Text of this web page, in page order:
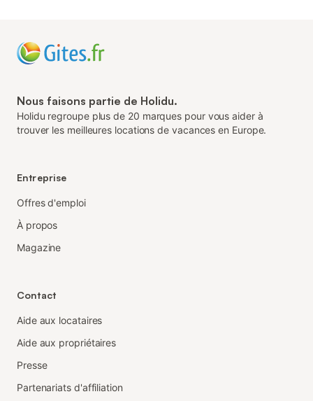
Nous faisons partie de Holidu.
Holidu regroupe plus de 20 marques pour vous aider à
trouver les meilleures locations de vacances en Europe.
Entreprise
Offres d'emploi
À propos
Magazine
Contact
Aide aux locataires
Aide aux propriétaires
Presse
Partenariats d'affiliation